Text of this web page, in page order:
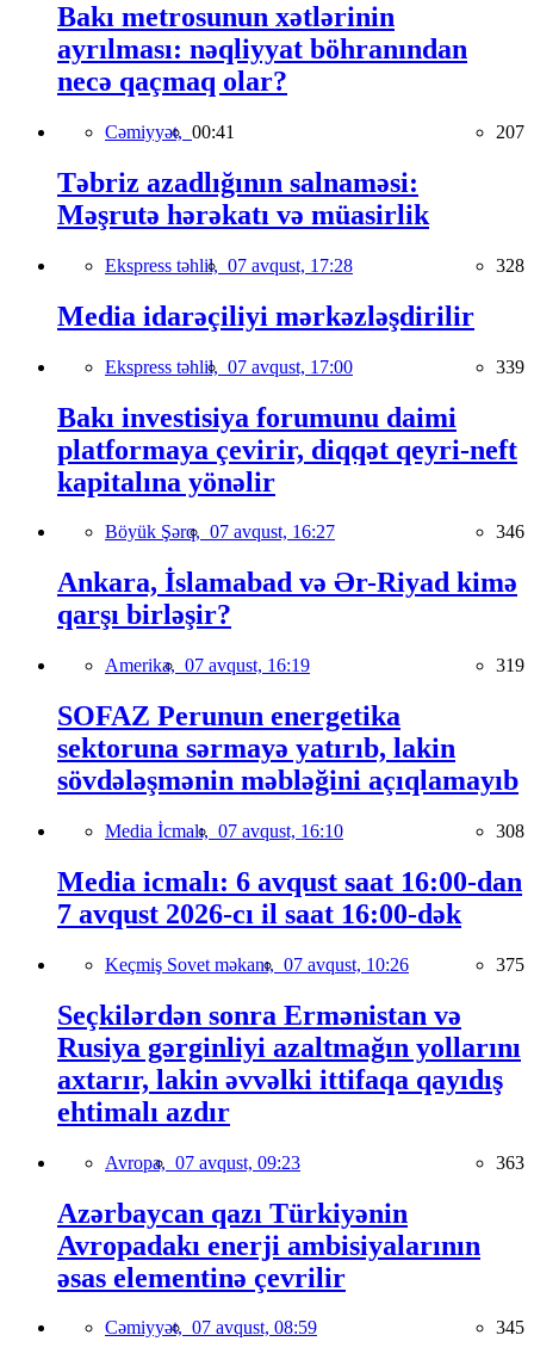
Bakı metrosunun xətlərinin
ayrılması: nəqliyyat böhranından
necə qaçmaq olar?
Cəmiyyət, 00:41 207
Təbriz azadlığının salnaməsi:
Məşrutə hərəkatı və müasirlik
Ekspress təhlil, 07 avqust, 17:28 328
Media idarəçiliyi mərkəzləşdirilir
Ekspress təhlil, 07 avqust, 17:00 339
Bakı investisiya forumunu daimi
platformaya çevirir, diqqət qeyri-neft
kapitalına yönəlir
Böyük Şərq, 07 avqust, 16:27 346
Ankara, İslamabad və Ər-Riyad kimə
qarşı birləşir?
Amerika, 07 avqust, 16:19 319
SOFAZ Perunun energetika
sektoruna sərmayə yatırıb, lakin
sövdələşmənin məbləğini açıqlamayıb
Media İcmalı, 07 avqust, 16:10 308
Media icmalı: 6 avqust saat 16:00-dan
7 avqust 2026-cı il saat 16:00-dək
Keçmiş Sovet məkanı, 07 avqust, 10:26 375
Seçkilərdən sonra Ermənistan və
Rusiya gərginliyi azaltmağın yollarını
axtarır, lakin əvvəlki ittifaqa qayıdış
ehtimalı azdır
Avropa, 07 avqust, 09:23 363
Azərbaycan qazı Türkiyənin
Avropadakı enerji ambisiyalarının
əsas elementinə çevrilir
Cəmiyyət, 07 avqust, 08:59 345